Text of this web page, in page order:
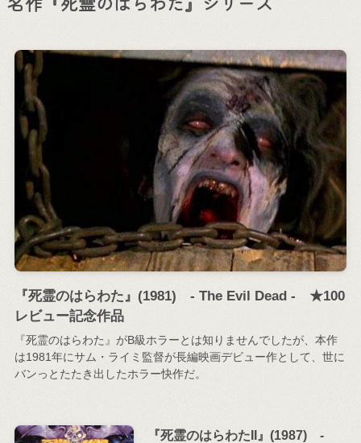
『死霊のはらわた』(1981) - The Evil Dead - ★100
レビュー記念作品
『死霊のはらわた』がB級ホラーとは知りませんでしたが、本作
は1981年にサム・ライミ監督が長編映画デビュー作として、世に
バンっとたたき出したホラー快作だ。
『死霊のはらわたII』(1987) -